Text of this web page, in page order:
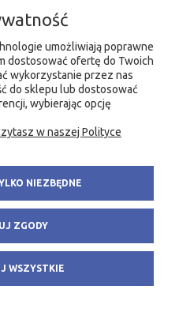
KSIĘGARNIA FACHOWA.PL
80-299 Gdańsk
NIP: 584-182-39-49
umożliwiają poprawne
dostosować ofertę do Twoich
wykorzystanie przez nas
do sklepu lub dostosować
wybierając opcję
w naszej Polityce
NIEZBĘDNE
ZGODY
WSZYSTKIE